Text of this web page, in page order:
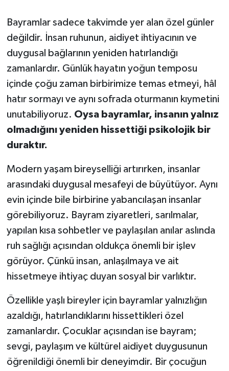
Bayramlar sadece takvimde yer alan özel günler
değildir. İnsan ruhunun, aidiyet ihtiyacının ve
duygusal bağlarının yeniden hatırlandığı
zamanlardır. Günlük hayatın yoğun temposu
içinde çoğu zaman birbirimize temas etmeyi, hâl
hatır sormayı ve aynı sofrada oturmanın kıymetini
unutabiliyoruz. Oysa bayramlar, insanın yalnız
olmadığını yeniden hissettiği psikolojik bir
duraktır.
Modern yaşam bireyselliği artırırken, insanlar
arasındaki duygusal mesafeyi de büyütüyor. Aynı
evin içinde bile birbirine yabancılaşan insanlar
görebiliyoruz. Bayram ziyaretleri, sarılmalar,
yapılan kısa sohbetler ve paylaşılan anılar aslında
ruh sağlığı açısından oldukça önemli bir işlev
görüyor. Çünkü insan, anlaşılmaya ve ait
hissetmeye ihtiyaç duyan sosyal bir varlıktır.
Özellikle yaşlı bireyler için bayramlar yalnızlığın
azaldığı, hatırlandıklarını hissettikleri özel
zamanlardır. Çocuklar açısından ise bayram;
sevgi, paylaşım ve kültürel aidiyet duygusunun
öğrenildiği önemli bir deneyimdir. Bir çocuğun
RESMİ İLANLAR